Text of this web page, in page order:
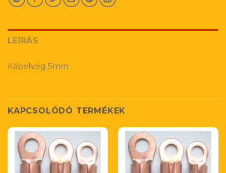
LEÍRÁS
Kábelvég 5mm
KAPCSOLÓDÓ TERMÉKEK